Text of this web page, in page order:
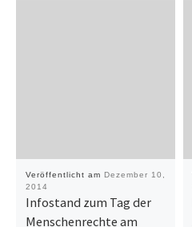
Veröffentlicht am Dezember 10,
2014
Infostand zum Tag der
Menschenrechte am